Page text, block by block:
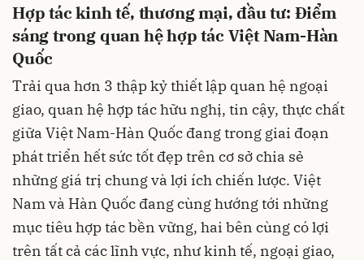
Hợp tác kinh tế, thương mại, đầu tư: Điểm
sáng trong quan hệ hợp tác Việt Nam-Hàn
Quốc
Trải qua hơn 3 thập kỷ thiết lập quan hệ ngoại
giao, quan hệ hợp tác hữu nghị, tin cậy, thực chất
giữa Việt Nam-Hàn Quốc đang trong giai đoạn
phát triển hết sức tốt đẹp trên cơ sở chia sẻ
những giá trị chung và lợi ích chiến lược. Việt
Nam và Hàn Quốc đang cùng hướng tới những
mục tiêu hợp tác bền vững, hai bên cùng có lợi
trên tất cả các lĩnh vực, như kinh tế, ngoại giao,